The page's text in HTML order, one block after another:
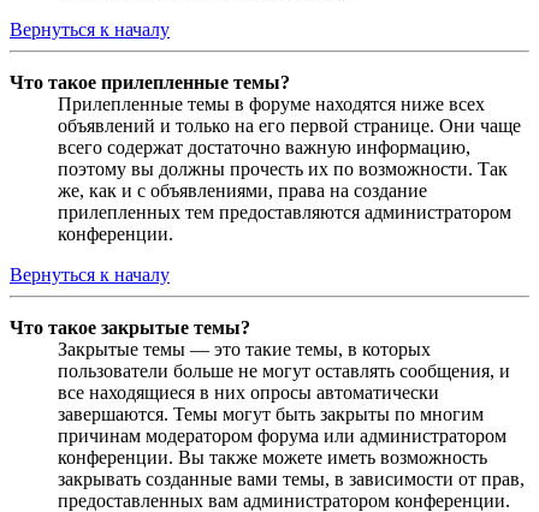
Вернуться к началу
Что такое прилепленные темы?
Прилепленные темы в форуме находятся ниже всех
объявлений и только на его первой странице. Они чаще
всего содержат достаточно важную информацию,
поэтому вы должны прочесть их по возможности. Так
же, как и с объявлениями, права на создание
прилепленных тем предоставляются администратором
конференции.
Вернуться к началу
Что такое закрытые темы?
Закрытые темы — это такие темы, в которых
пользователи больше не могут оставлять сообщения, и
все находящиеся в них опросы автоматически
завершаются. Темы могут быть закрыты по многим
причинам модератором форума или администратором
конференции. Вы также можете иметь возможность
закрывать созданные вами темы, в зависимости от прав,
предоставленных вам администратором конференции.